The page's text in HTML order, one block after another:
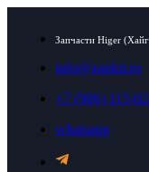
Запчасти Higer
info@zapkit.ru
+7 (906) 115-
whatsapp